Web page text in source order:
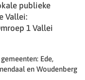
publieke
Vallei:
1 Vallei
Ede,
en Woudenberg